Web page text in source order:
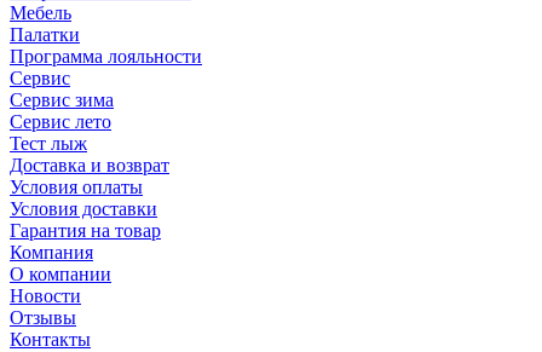
Мебель
Палатки
Программа лояльности
Сервис
Сервис зима
Сервис лето
Тест лыж
Доставка и возврат
Условия оплаты
Условия доставки
Гарантия на товар
Компания
О компании
Новости
Отзывы
Контакты